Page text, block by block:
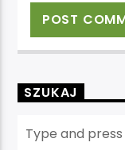
SZUKAJ